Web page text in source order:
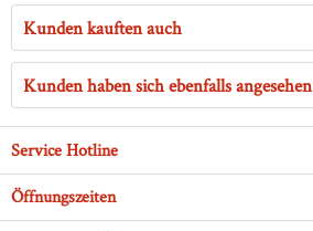
Kunden kauften auch
Kunden haben sich ebenfalls angesehen
Service Hotline
Öffnungszeiten